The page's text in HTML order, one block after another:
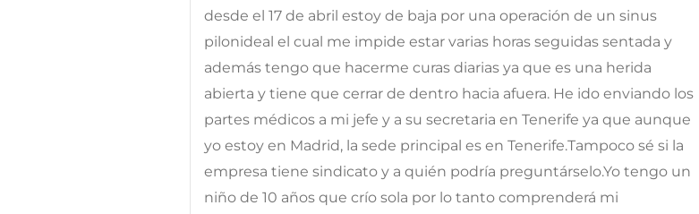
desde el 17 de abril estoy de baja por una operación de un sinus
pilonideal el cual me impide estar varias horas seguidas sentada y
además tengo que hacerme curas diarias ya que es una herida
abierta y tiene que cerrar de dentro hacia afuera. He ido enviando los
partes médicos a mi jefe y a su secretaria en Tenerife ya que aunque
yo estoy en Madrid, la sede principal es en Tenerife.Tampoco sé si la
empresa tiene sindicato y a quién podría preguntárselo.Yo tengo un
niño de 10 años que crío sola por lo tanto comprenderá mi